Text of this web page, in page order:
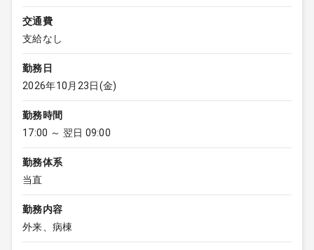
交通費
支給なし
勤務日
2026年10月23日(金)
勤務時間
17:00 ～ 翌日 09:00
勤務体系
当直
勤務内容
外来、病棟